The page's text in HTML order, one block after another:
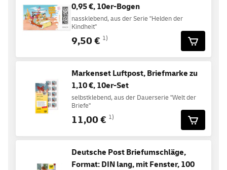
0,95 €, 10er-Bogen
nassklebend, aus der Serie "Helden der
Kindheit"
9,50 € 1)
Markenset Luftpost, Briefmarke zu
1,10 €, 10er-Set
selbstklebend, aus der Dauerserie "Welt der
Briefe"
11,00 € 1)
Deutsche Post Briefumschläge,
Format: DIN lang, mit Fenster, 100